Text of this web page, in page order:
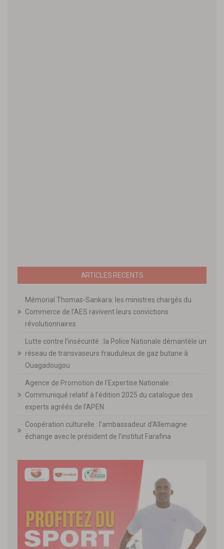
ARTICLES RECENTS
Mémorial Thomas-Sankara: les ministres chargés du
Commerce de l’AES ravivent leurs convictions
révolutionnaires
Lutte contre l’insécurité : la Police Nationale démantèle un
réseau de transvaseurs frauduleux de gaz butane à
Ouagadougou
Agence de Promotion de l’Expertise Nationale :
Communiqué relatif à l’édition 2025 du catalogue des
experts agréés de l’APEN
Coopération culturelle : l’ambassadeur d’Allemagne
échange avec le président de l’institut Farafina